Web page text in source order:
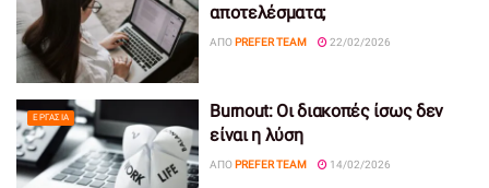
αποτελέσματα;
ΑΠΌ PREFER TEAM 22/02/2026
ΕΡΓΑΣΊΑ
Burnout: Οι διακοπές ίσως δεν
είναι η λύση
ΑΠΌ PREFER TEAM 14/02/2026